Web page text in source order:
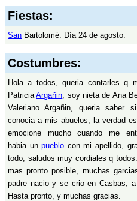
Fiestas:
San Bartolomé. Día 24 de agosto.
Costumbres:
Hola a todos, queria contarles q
PatriciaArgañin, soy nieta de Ana
Valeriano Argañin, queria saber
conocia a mis abuelos, la verdad
emocione mucho cuando me
habia unpueblo con mi apellido,
todo, saludos muy cordiales q
mas pronto posible, muchas
padre nacio y se crio en Casbas,
Hasta pronto, y muchas gracias.